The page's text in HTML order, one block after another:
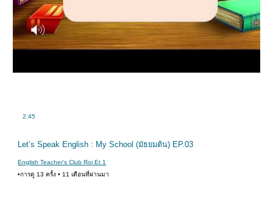
2:45
Let’s Speak English : My School (มัธยมต้น) EP.03
English Teacher's Club Roi Et 1
•การดู 13 ครั้ง • 11 เดือนที่ผ่านมา